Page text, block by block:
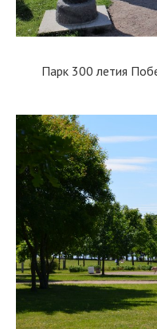
Парк 300 летия